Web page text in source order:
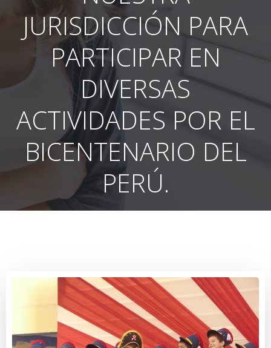
JURISDICCIÓN PARA
PARTICIPAR EN
DIVERSAS
ACTIVIDADES POR EL
BICENTENARIO DEL
PERÚ.